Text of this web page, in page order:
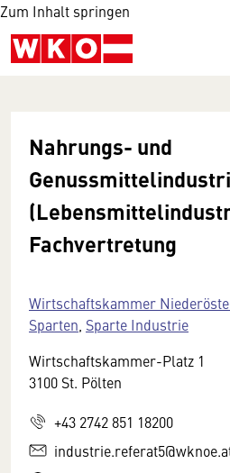
Zum Inhalt springen
Nahrungs- und
Fachvertretung
Wirtschaftskammer
Sparten Sparte Industrie
Wirtschaftskammer-Platz 1
3100 St. Pölten
+43 2742 851 18200